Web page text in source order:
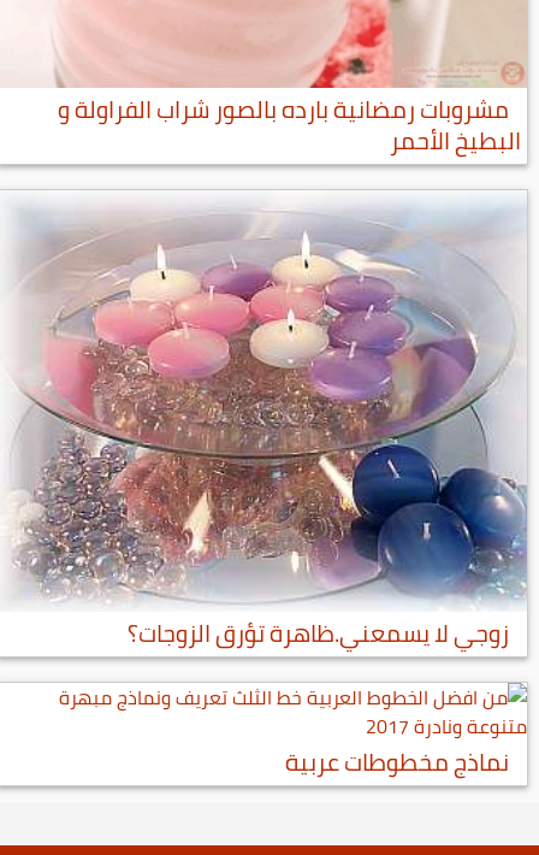
مشروبات رمضانية بارده بالصور شراب الفراولة و
البطيخ الأحمر
زوجي لا يسمعني.ظاهرة تؤرق الزوجات؟
نماذج مخطوطات عربية